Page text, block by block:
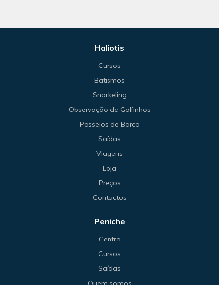
Haliotis
Cursos
Batismos
Snorkeling
Observação de Golfinhos
Passeios de Barco
Saídas
Viagens
Loja
Preços
Contactos
Peniche
Centro
Cursos
Saídas
Quem somos